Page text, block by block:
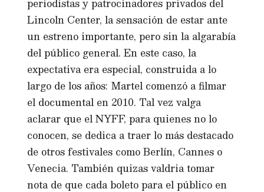
Lincoln Center, la sensación de estar ante
un estreno importante, pero sin la algarabía
del público general. En este caso, la
expectativa era especial, construida a lo
largo de los años: Martel comenzó a filmar
el documental en 2010. Tal vez valga
aclarar que el NYFF, para quienes no lo
conocen, se dedica a traer lo más destacado
de otros festivales como Berlín, Cannes o
Venecia. También quizas valdria tomar
nota de que cada boleto para el público en